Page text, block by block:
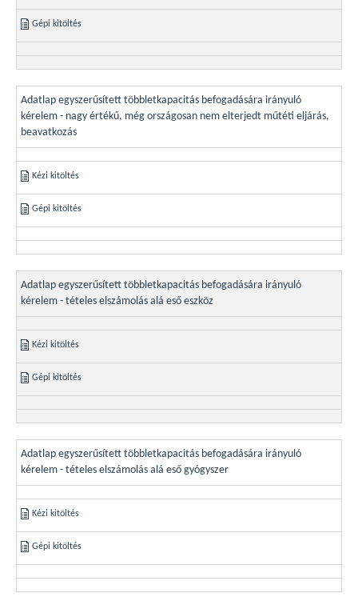
Gépi kitöltés
Adatlap egyszerűsített többletkapacitás befogadására irányuló
kérelem - nagy értékű, még országosan nem elterjedt műtéti eljárás,
beavatkozás
Kézi kitöltés
Gépi kitöltés
Adatlap egyszerűsített többletkapacitás befogadására irányuló
kérelem - tételes elszámolás alá eső eszköz
Kézi kitöltés
Gépi kitöltés
Adatlap egyszerűsített többletkapacitás befogadására irányuló
kérelem - tételes elszámolás alá eső gyógyszer
Kézi kitöltés
Gépi kitöltés